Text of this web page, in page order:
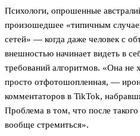
Психологи, опрошенные
произошедшее «типичным
сетей» — когда даже человек с
внешностью начинает видеть в
требований алгоритмов. «Она не
просто отфотошопленная, —
комментаторов в TikTok,
Проблема в том, что после
вообще стремиться».